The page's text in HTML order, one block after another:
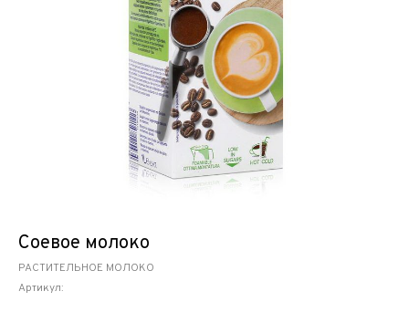
Соевое молоко
РАСТИТЕЛЬНОЕ МОЛОКО
Артикул: